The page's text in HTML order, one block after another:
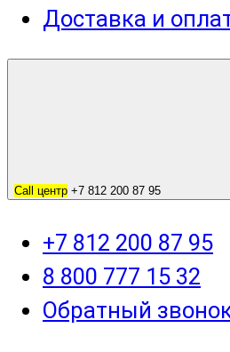
Доставка и
Call центр +7 812 200 87 95
+7 812 200 87 95
8 800 777 15 32
Обратный